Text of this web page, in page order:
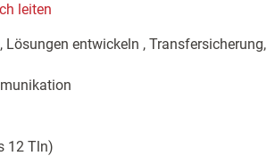
leiten
Lösungen entwickeln , Transfersicherung,
12 Tln)